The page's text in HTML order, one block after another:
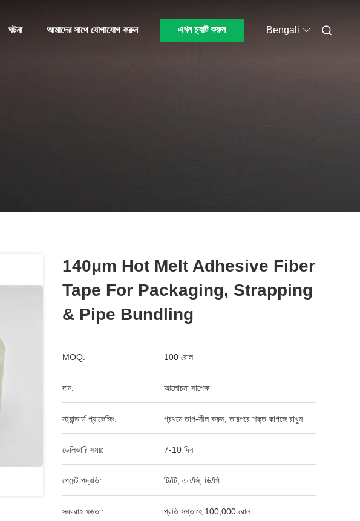
ঘটনা আমাদের সাথে যোগাযোগ করুন এখন চ্যাট করুন Bengali
140μm Hot Melt Adhesive Fiber
Tape For Packaging, Strapping
& Pipe Bundling
MOQ: 100 রোল
দাম: আলোচনা সাপেক্ষ
স্ট্যান্ডার্ড প্যাকেজিং: প্রথমে তাপ-সীল করুন, তারপরে শক্ত কাগজে রাখুন
ডেলিভারি সময়: 7-10 দিন
পেমেন্ট পদ্ধতি: টি/টি, এল/সি, ডি/পি
সরবরাহ ক্ষমতা: প্রতি সপ্তাহে 100,000 রোল